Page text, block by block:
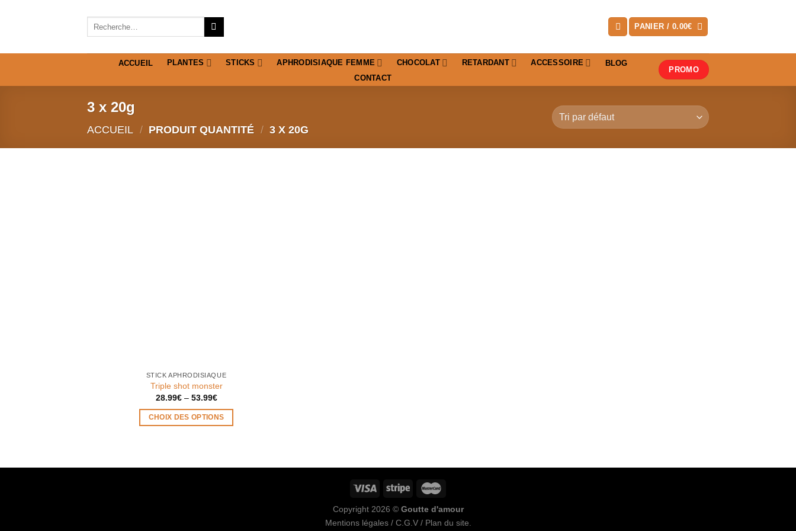
PANIER / 0.00€
ACCUEIL PLANTES STICKS APHRODISIAQUE FEMME CHOCOLAT RETARDANT ACCESSOIRE
BLOG
CONTACT
PROMO
3 x 20g
ACCUEIL / PRODUIT QUANTITÉ / 3 X 20G
STICK APHRODISIAQUE
Triple shot monster
28.99€– 53.99€
CHOIX DES OPTIONS
Copyright 2026 © Goutte d'amour
Mentions légales/ C.G.V/ Plan du site